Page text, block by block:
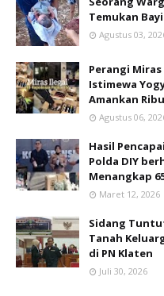
Temukan
Agustus 03,
Perangi
Istimewa
Amankan
Agustus 06,
Hasil
Polda DIY
Menangkap
Maret 12, 2026
Sidang
Tanah
di PN Klaten
Juli 30, 2026